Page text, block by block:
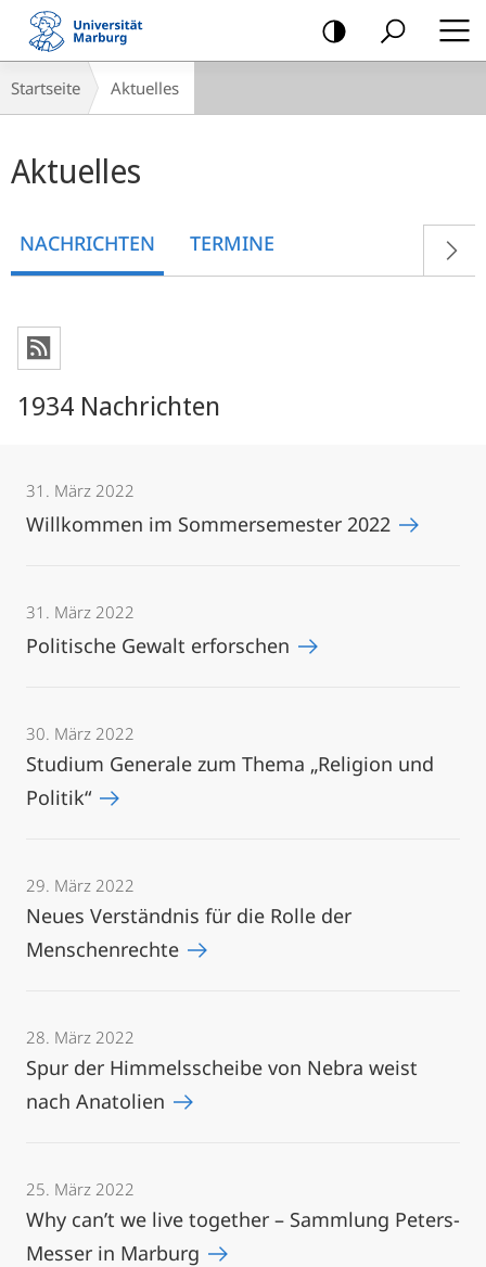
Mobile-
Navigation
Breadcrumb-
Navigation
Startseite Aktuelles
Aktuelles
NACHRICHTEN TERMINE
1934 Nachrichten
31. März 2022
Willkommen im Sommersemester 2022
31. März 2022
Politische Gewalt erforschen
30. März 2022
Studium Generale zum Thema „Religion und
Politik“
29. März 2022
Neues Verständnis für die Rolle der
Menschenrechte
28. März 2022
Spur der Himmelsscheibe von Nebra weist
nach Anatolien
25. März 2022
Why can’t we live together – Sammlung Peters-
Messer in Marburg